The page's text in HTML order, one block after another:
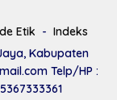
Etik
Indeks
Kabupaten
Telp/HP :